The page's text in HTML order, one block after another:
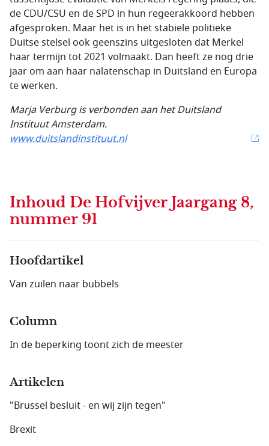
de CDU/CSU en de SPD in hun regeerakkoord hebben
afgesproken. Maar het is in het stabiele politieke
Duitse stelsel ook geenszins uitgesloten dat Merkel
haar termijn tot 2021 volmaakt. Dan heeft ze nog drie
jaar om aan haar nalatenschap in Duitsland en Europa
te werken.
Marja Verburg is verbonden aan het Duitsland
Instituut Amsterdam.
www.duitslandinstituut.nl
Inhoud De Hofvijver Jaargang 8,
nummer 91
Hoofdartikel
Van zuilen naar bubbels
Column
In de beperking toont zich de meester
Artikelen
"Brussel besluit - en wij zijn tegen"
Brexit